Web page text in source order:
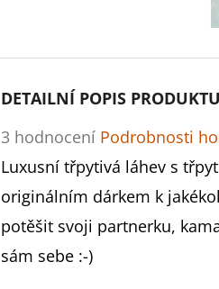
DETAILNÍ POPIS PRODUKTU
Průměrné
hodnocení
produktu
je
5,0
3 hodnocení Podrobnosti
Luxusní třpytivá láhev s
originálním dárkem k
potěšit svoji partnerku,
sám sebe :-)